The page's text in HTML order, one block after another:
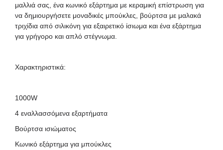
μαλλιά σας, ένα κωνικό εξάρτημα με κεραμική επίστρωση για
να δημιουργήσετε μοναδικές μπούκλες, βούρτσα με μαλακά
τριχίδια από σιλικόνη για εξαιρετικό ίσιωμα και ένα εξάρτημα
για γρήγορο και απλό στέγνωμα.
Χαρακτηριστικά:
1000W
4 εναλλασσόμενα εξαρτήματα
Βούρτσα ισιώματος
Κωνικό εξάρτημα για μπούκλες